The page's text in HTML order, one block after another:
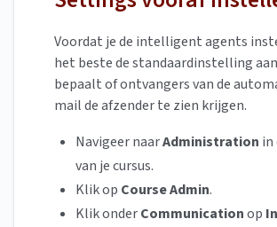
Voordat je de intelligent agents
het beste de standaardinstelling
bepaalt of ontvangers van de
mail de afzender te zien krijgen.
Navigeer naarAdministration in
van je cursus.
Klik op Course Admin.
Klik onderCommunicationop